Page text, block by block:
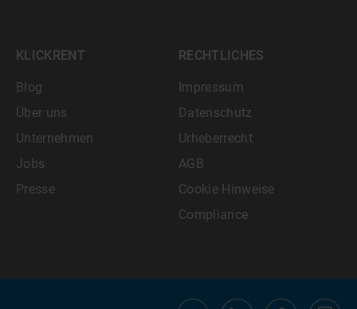
KLICKRENT
Blog
Über uns
Unternehmen
Jobs
Presse
RECHTLICHES
Impressum
Datenschutz
Urheberrecht
AGB
Cookie Hinweise
Compliance